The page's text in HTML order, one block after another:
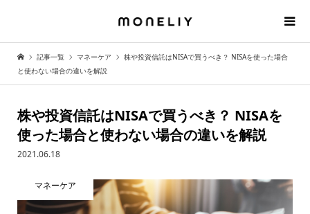
記事一覧 マネーケア
株や投資信託はNISAで買うべき？ NISAを使った場合
と使わない場合の違いを解説
株や投資信託はNISAで買うべき？ NISAを
使った場合と使わない場合の違いを解説
2021.06.18
マネーケア